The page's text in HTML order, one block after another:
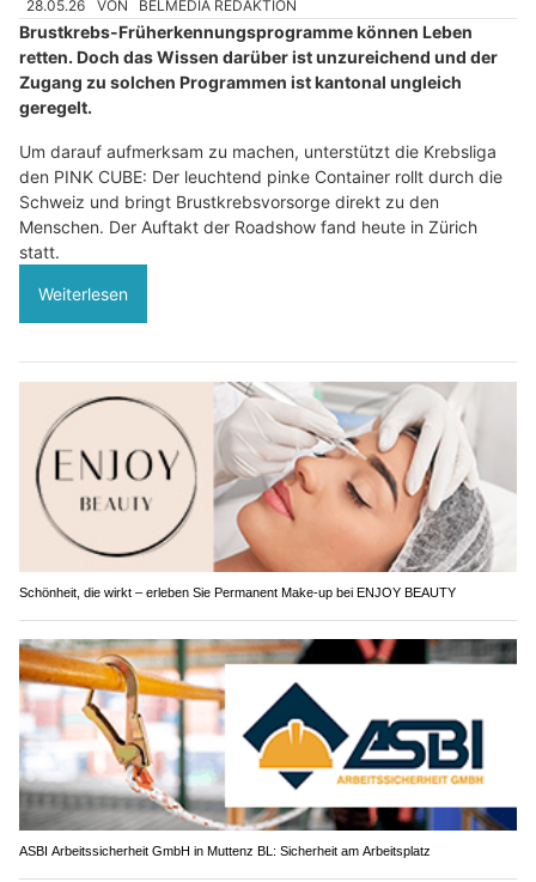
28.05.26 VON BELMEDIA REDAKTION
Brustkrebs-Früherkennungsprogramme können Leben
retten. Doch das Wissen darüber ist unzureichend und der
Zugang zu solchen Programmen ist kantonal ungleich
geregelt.
Um darauf aufmerksam zu machen, unterstützt die Krebsliga
den PINK CUBE: Der leuchtend pinke Container rollt durch die
Schweiz und bringt Brustkrebsvorsorge direkt zu den
Menschen. Der Auftakt der Roadshow fand heute in Zürich
statt.
Weiterlesen
Schönheit, die wirkt – erleben Sie Permanent Make-up bei ENJOY BEAUTY
ASBI Arbeitssicherheit GmbH in Muttenz BL: Sicherheit am Arbeitsplatz